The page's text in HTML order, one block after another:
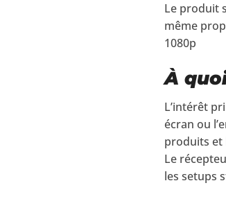
Le produit
même
1080p
À
L’intérêt
écran ou
produits et
Le
les setups